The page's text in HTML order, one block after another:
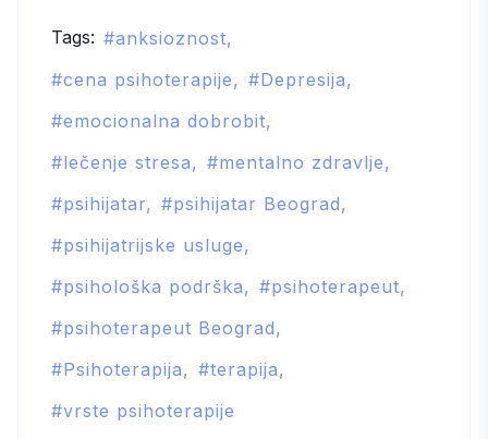
Tags:
anksioznost
cena psihoterapije
Depresija
emocionalna dobrobit
lečenje stresa
mentalno zdravlje
psihijatar
psihijatar Beograd
psihijatrijske usluge
psihološka podrška
psihoterapeut
psihoterapeut Beograd
Psihoterapija
terapija
vrste psihoterapije